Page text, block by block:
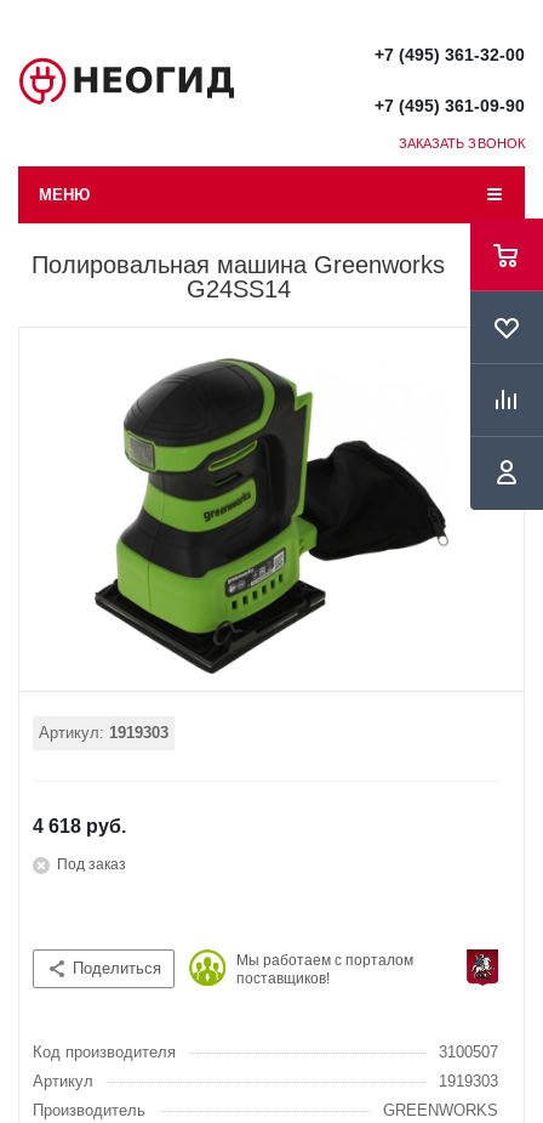
+7 (495) 361-32-00
+7 (495) 361-09-90
ЗАКАЗАТЬ ЗВОНОК
МЕНЮ
Полировальная машина Greenworks
G24SS14
Артикул: 1919303
4 618 руб.
Под заказ
Поделиться
Мы работаем с порталом
поставщиков!
Код производителя
3100507
Артикул
1919303
Производитель
GREENWORKS